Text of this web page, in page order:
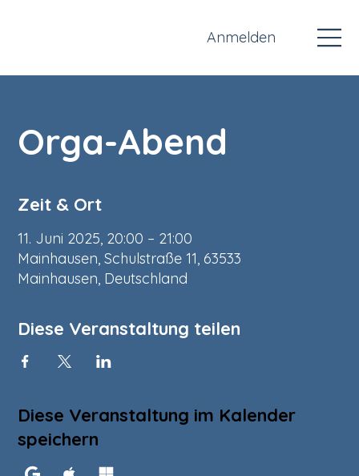
Anmelden
Orga-Abend
Zeit & Ort
11. Juni 2025, 20:00 – 21:00
Mainhausen, Schulstraße 11, 63533
Mainhausen, Deutschland
Diese Veranstaltung teilen
Diese Veranstaltung im Kalender
speichern